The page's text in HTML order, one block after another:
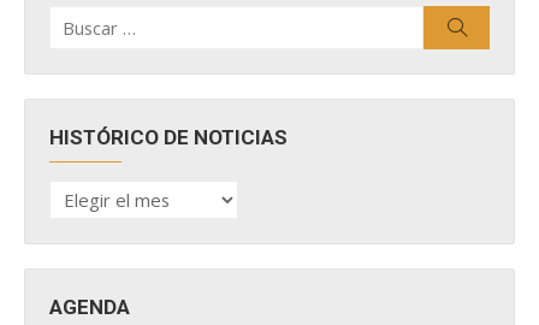
por:
HISTÓRICO DE NOTICIAS
HISTÓRICO
DE
AGENDA